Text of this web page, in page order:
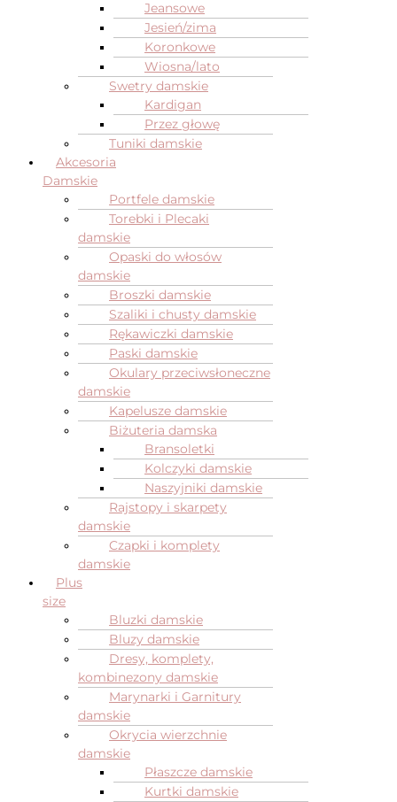
Jeansowe
Jesień/zima
Koronkowe
Wiosna/lato
Swetry damskie
Kardigan
Przez głowę
Tuniki damskie
Akcesoria
Damskie
Portfele damskie
Torebki i Plecaki
damskie
Opaski do włosów
damskie
Broszki damskie
Szaliki i chusty damskie
Rękawiczki damskie
Paski damskie
Okulary przeciwsłoneczne
damskie
Kapelusze damskie
Biżuteria damska
Bransoletki
Kolczyki damskie
Naszyjniki damskie
Rajstopy i skarpety
damskie
Czapki i komplety
damskie
Plus
size
Bluzki damskie
Bluzy damskie
Dresy, komplety,
kombinezony damskie
Marynarki i Garnitury
damskie
Okrycia wierzchnie
damskie
Płaszcze damskie
Kurtki damskie